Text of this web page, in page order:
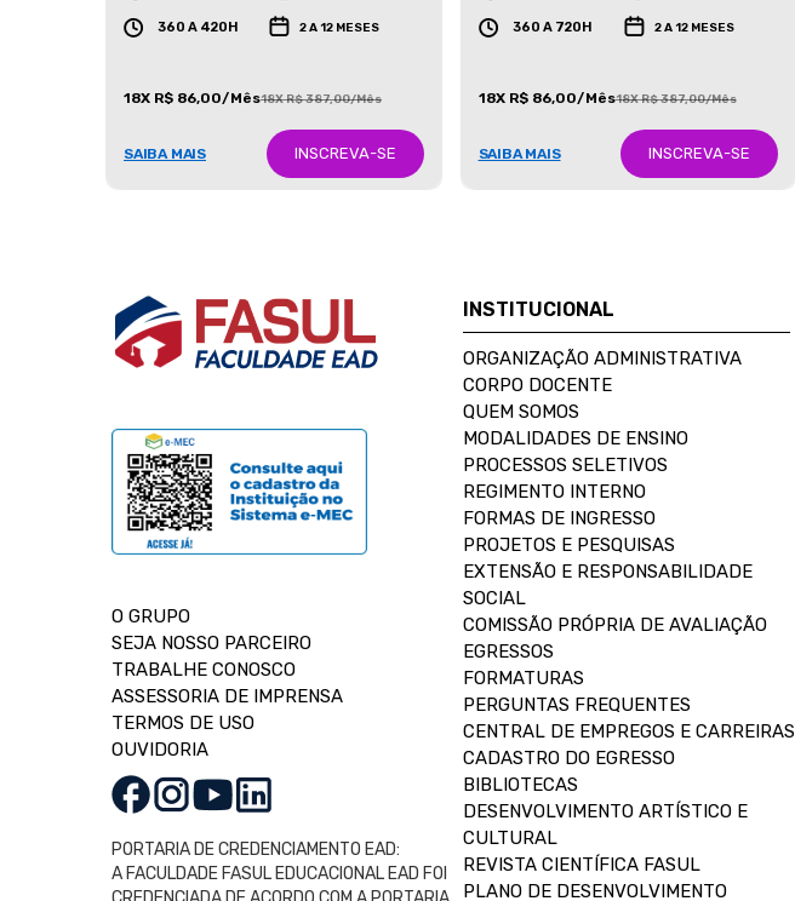
360 A 420H 2 A 12 MESES
18X R$ 86,00/Mês18X R$ 387,00/Mês
SAIBA MAIS INSCREVA-SE
360 A 720H 2 A 12 MESES
18X R$ 86,00/Mês18X R$ 387,00/Mês
SAIBA MAIS INSCREVA-SE
O GRUPO
SEJA NOSSO PARCEIRO
TRABALHE CONOSCO
ASSESSORIA DE IMPRENSA
TERMOS DE USO
OUVIDORIA
PORTARIA DE CREDENCIAMENTO EAD:
A FACULDADE FASUL EDUCACIONAL EAD FOI
INSTITUCIONAL
ORGANIZAÇÃO ADMINISTRATIVA
CORPO DOCENTE
QUEM SOMOS
MODALIDADES DE ENSINO
PROCESSOS SELETIVOS
REGIMENTO INTERNO
FORMAS DE INGRESSO
PROJETOS E PESQUISAS
EXTENSÃO E RESPONSABILIDADE
SOCIAL
COMISSÃO PRÓPRIA DE AVALIAÇÃO
EGRESSOS
FORMATURAS
PERGUNTAS FREQUENTES
CENTRAL DE EMPREGOS E CARREIRAS
CADASTRO DO EGRESSO
BIBLIOTECAS
DESENVOLVIMENTO ARTÍSTICO E
CULTURAL
REVISTA CIENTÍFICA FASUL
PLANO DE DESENVOLVIMENTO